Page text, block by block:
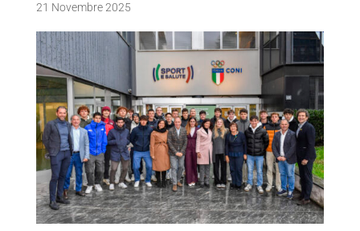
21 Novembre 2025